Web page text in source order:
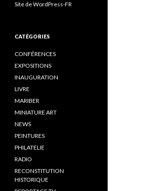
Site de WordPress-FR
CATÉGORIES
CONFÉRENCES
EXPOSITIONS
INAUGURATION
LIVRE
MARIBER
MINIATURE ART
NEWS
PEINTURES
PHILATELIE
RADIO
RECONSTITUTION
HISTORIQUE